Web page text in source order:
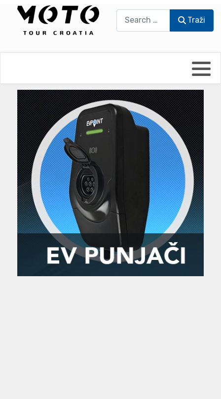
Traži
UmPaDrum
Moto servisi
Impressum
Damir Žerić - ELPASSO
Dario Dinter - Moto TOZ
Igor Kreč - UmPaDrum
Igor Kukec Brmbi
Slaven Gajdek
MTC - Moto Tour Croatia
Moto putopisi
Vikend vožnje
Zanimljivost
Najave i noviteti